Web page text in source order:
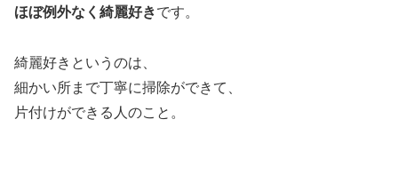
ほぼ例外なく綺麗好きです。
綺麗好きというのは、
細かい所まで丁寧に掃除ができて、
片付けができる人のこと。